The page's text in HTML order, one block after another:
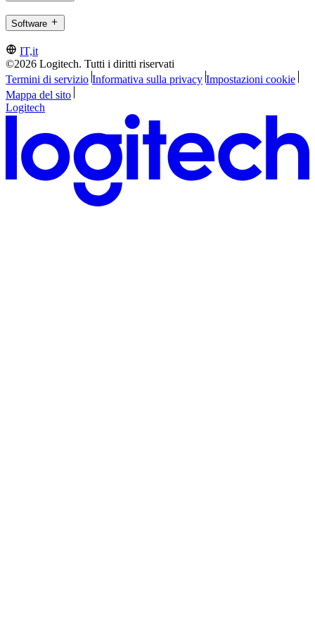
Software
IT,it
©2026 Logitech. Tutti i diritti riservati
Termini di servizio Informativa sulla privacy Impostazioni cookie
Mappa del sito
Logitech